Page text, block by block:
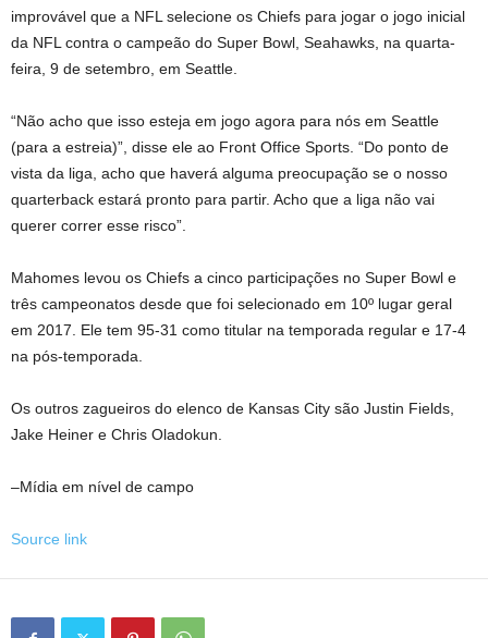
improvável que a NFL selecione os Chiefs para jogar o jogo inicial
da NFL contra o campeão do Super Bowl, Seahawks, na quarta-
feira, 9 de setembro, em Seattle.
“Não acho que isso esteja em jogo agora para nós em Seattle
(para a estreia)”, disse ele ao Front Office Sports. “Do ponto de
vista da liga, acho que haverá alguma preocupação se o nosso
quarterback estará pronto para partir. Acho que a liga não vai
querer correr esse risco”.
Mahomes levou os Chiefs a cinco participações no Super Bowl e
três campeonatos desde que foi selecionado em 10º lugar geral
em 2017. Ele tem 95-31 como titular na temporada regular e 17-4
na pós-temporada.
Os outros zagueiros do elenco de Kansas City são Justin Fields,
Jake Heiner e Chris Oladokun.
–Mídia em nível de campo
Source link